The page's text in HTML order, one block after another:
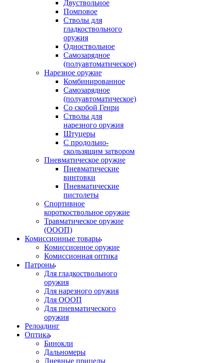
Двуствольное
Помповое
Стволы для
гладкоствольного
оружия
Одноствольное
Самозарядное
(полуавтоматическое)
Нарезное оружие
Комбинированное
Самозарядное
(полуавтоматическое)
Со скобой Генри
Стволы для
нарезного оружия
Штуцеры
С продольно-
скользящим затвором
Пневматическое оружие
Пневматические
винтовки
Пневматические
пистолеты
Спортивное
короткоствольное оружие
Травматическое оружие
(ОООП)
Комиссионные товары
Комиссионное оружие
Комиссионная оптика
Патроны
Для гладкоствольного
оружия
Для нарезного оружия
Для ОООП
Для пневматического
оружия
Релоадинг
Оптика
Бинокли
Дальномеры
Дневные прицелы